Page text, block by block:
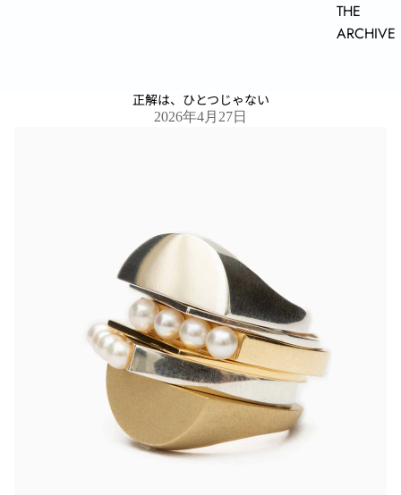
THE
ARCHIVE
正解は、ひとつじゃない
2026年4月27日